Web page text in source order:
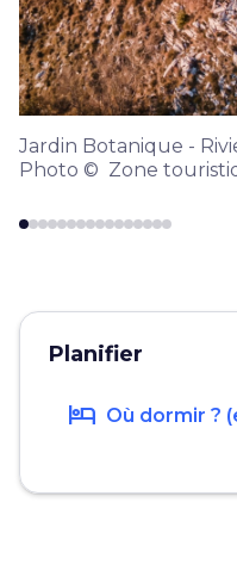
Jardin Botanique -
Photo © Zone
Planifier
hotel Où dormir ?